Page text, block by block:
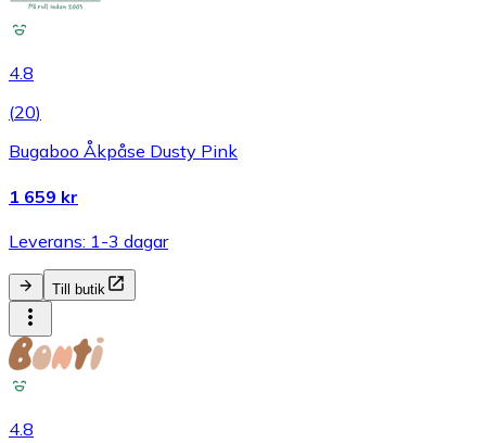
4.8
(20)
Bugaboo Åkpåse Dusty Pink
1 659 kr
Leverans: 1-3 dagar
Till butik
4.8